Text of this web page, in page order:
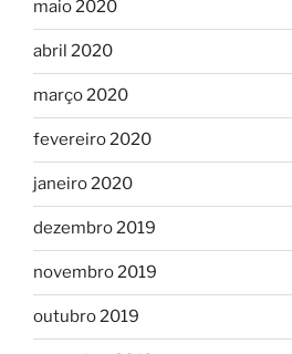
maio 2020
abril 2020
março 2020
fevereiro 2020
janeiro 2020
dezembro 2019
novembro 2019
outubro 2019